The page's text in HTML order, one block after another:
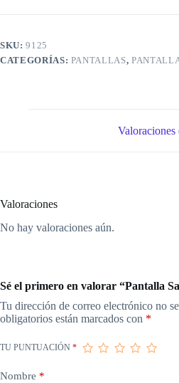
SKU:9125
CATEGORÍAS: PANTALLAS,
Valoraciones
Valoraciones
No hay valoraciones aún.
Sé el primero en valorar “Pantalla
Tu dirección de correo electrónico no
obligatorios están marcados con *
TU PUNTUACIÓN *
Nombre *